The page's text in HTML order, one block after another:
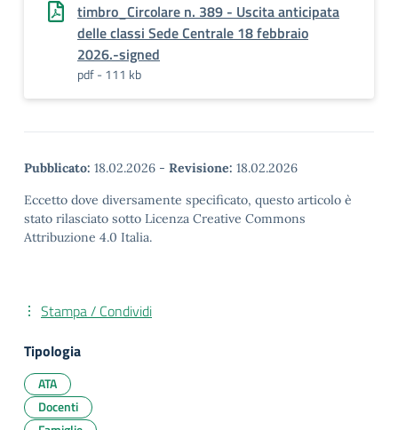
timbro_Circolare n. 389 - Uscita anticipata
delle classi Sede Centrale 18 febbraio
2026.-signed
pdf - 111 kb
Pubblicato: 18.02.2026 - Revisione: 18.02.2026
Eccetto dove diversamente specificato, questo articolo è
stato rilasciato sotto Licenza Creative Commons
Attribuzione 4.0 Italia.
Stampa / Condividi
Tipologia
ATA
Docenti